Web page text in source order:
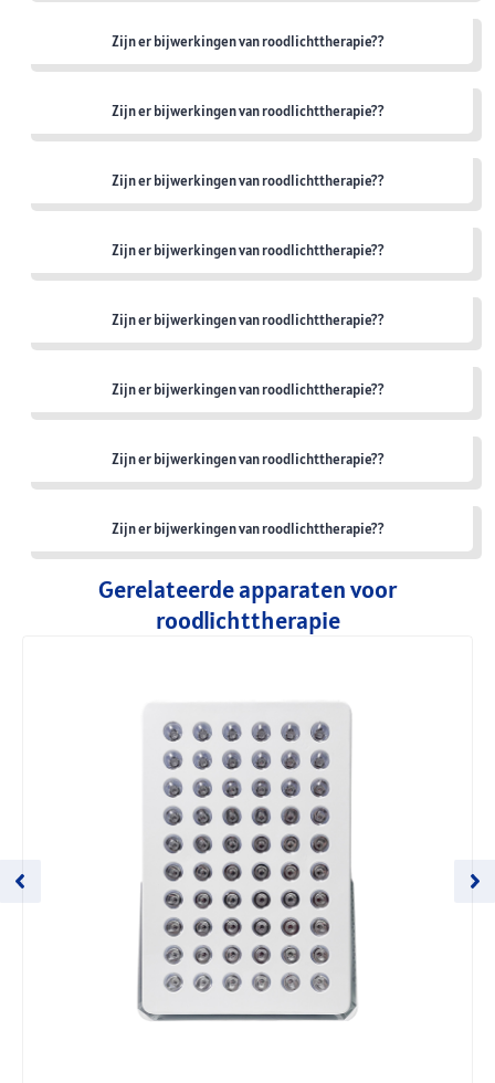
Zijn er bijwerkingen van roodlichttherapie??
Zijn er bijwerkingen van roodlichttherapie??
Zijn er bijwerkingen van roodlichttherapie??
Zijn er bijwerkingen van roodlichttherapie??
Zijn er bijwerkingen van roodlichttherapie??
Zijn er bijwerkingen van roodlichttherapie??
Zijn er bijwerkingen van roodlichttherapie??
Zijn er bijwerkingen van roodlichttherapie??
Gerelateerde apparaten voor
roodlichttherapie